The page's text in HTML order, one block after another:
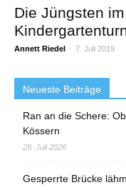
Die Jüngsten
Annett Riedel - 7. Juli 2019
Neueste Beiträge
Ran an die Schere:
Kössern
28. Juli 2026
Gesperrte Brücke